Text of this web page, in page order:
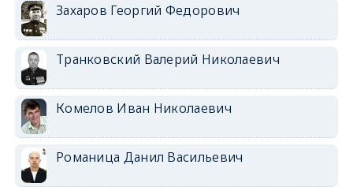
Захаров Георгий Федорович
Транковский Валерий Николаевич
Комелов Иван Николаевич
Романица Данил Васильевич